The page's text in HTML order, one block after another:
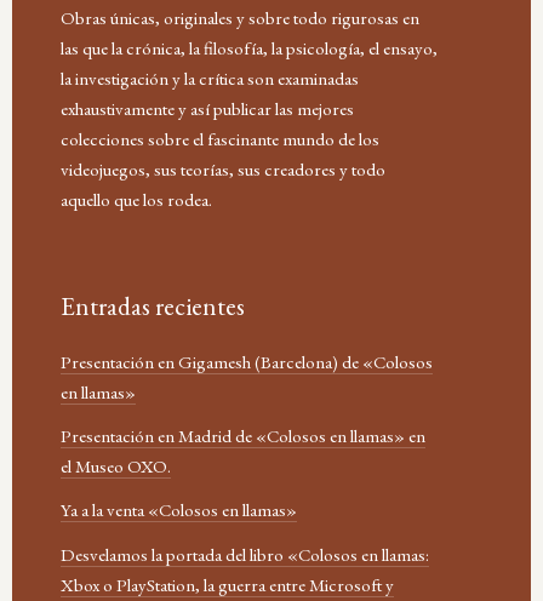
Obras únicas, originales y sobre todo rigurosas en
las que la crónica, la filosofía, la psicología, el ensayo,
la investigación y la crítica son examinadas
exhaustivamente y así publicar las mejores
colecciones sobre el fascinante mundo de los
videojuegos, sus teorías, sus creadores y todo
aquello que los rodea.
Entradas recientes
Presentación en Gigamesh (Barcelona) de «Colosos
en llamas»
Presentación en Madrid de «Colosos en llamas» en
el Museo OXO.
Ya a la venta «Colosos en llamas»
Desvelamos la portada del libro «Colosos en llamas:
Xbox o PlayStation, la guerra entre Microsoft y